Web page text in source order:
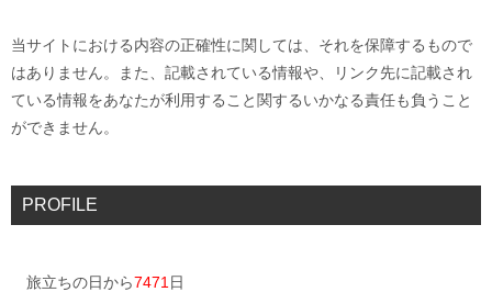
当サイトにおける内容の正確性に関しては、それを保障するもので
はありません。また、記載されている情報や、リンク先に記載され
ている情報をあなたが利用すること関するいかなる責任も負うこと
ができません。
PROFILE
旅立ちの日から7471 日